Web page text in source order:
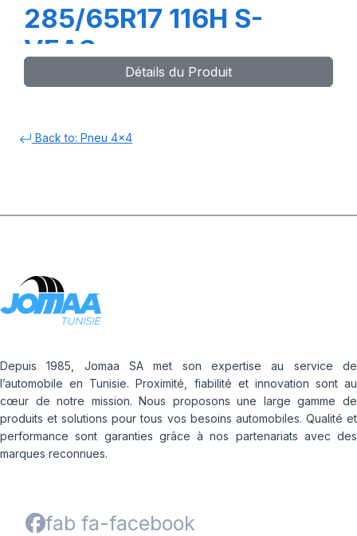
285/65R17 116H S-
VEAS
Détails du Produit
Back to: Pneu 4x4
Depuis 1985, Jomaa SA met son expertise au service de
l’automobile en Tunisie. Proximité, fiabilité et innovation sont au
cœur de notre mission. Nous proposons une large gamme de
produits et solutions pour tous vos besoins automobiles. Qualité et
performance sont garanties grâce à nos partenariats avec des
marques reconnues.
fab fa-facebook